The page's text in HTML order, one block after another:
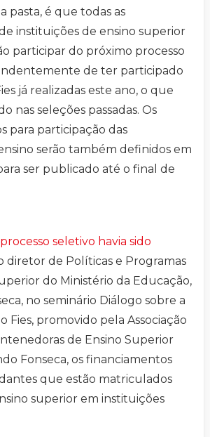
pasta, é que todas as
instituições de ensino superior
participar do próximo processo
de ter participado
já realizadas este ano, o que
nas seleções passadas. Os
para participação das
serão também definidos em
ser publicado até o final de
seletivo havia sido
diretor de Políticas e Programas
do Ministério da Educação,
no seminário Diálogo sobre a
Fies, promovido pela Associação
de Ensino Superior
Fonseca, os financiamentos
que estão matriculados
superior em instituições